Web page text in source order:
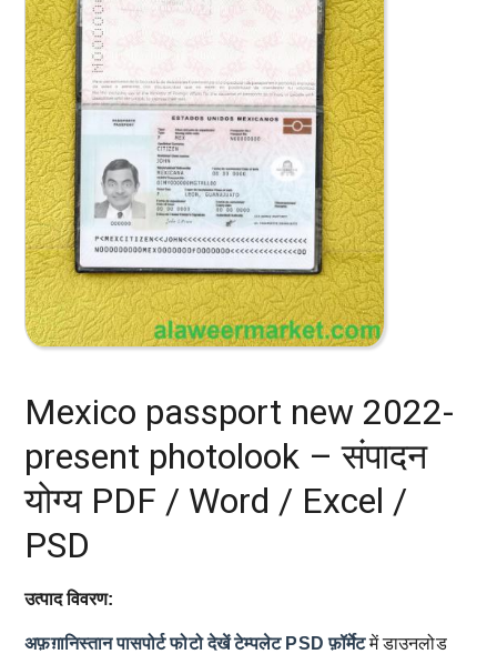
Mexico passport new 2022-
present photolook – संपादन
योग्य PDF / Word / Excel /
PSD
उत्पाद विवरण:
अफ़ग़ानिस्तान पासपोर्ट फोटो देखें टेम्पलेट PSD फ़ॉर्मेटमें डाउनलोड